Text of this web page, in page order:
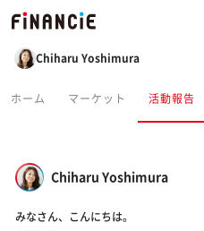
Chiharu Yoshimura
ホーム マーケット 活動報告
Chiharu Yoshimura
みなさん、こんにちは。